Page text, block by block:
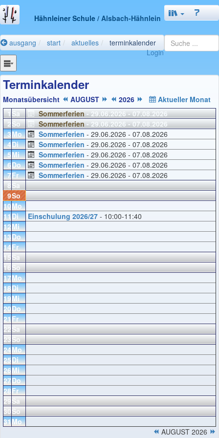
Hähnleiner Schule / Alsbach-Hähnlein
ausgang start aktuelles
terminkalender
Login
Terminkalender
Monatsübersicht AUGUST 2026
Aktueller Monat
1Sa Sommerferien- 29.06.2026 - 07.08.2026
2So Sommerferien- 29.06.2026 - 07.08.2026
3Mo Sommerferien - 29.06.2026 - 07.08.2026
4Di Sommerferien - 29.06.2026 - 07.08.2026
5Mi Sommerferien - 29.06.2026 - 07.08.2026
6Do Sommerferien - 29.06.2026 - 07.08.2026
7Fr Sommerferien - 29.06.2026 - 07.08.2026
8Sa
9So
10Mo
11Di Einschulung 2026/27 - 10:00-11:40
12Mi
13Do
14Fr
15Sa
16So
17Mo
18Di
19Mi
20Do
21Fr
22Sa
23So
24Mo
25Di
26Mi
27Do
28Fr
29Sa
30So
31Mo
AUGUST 2026